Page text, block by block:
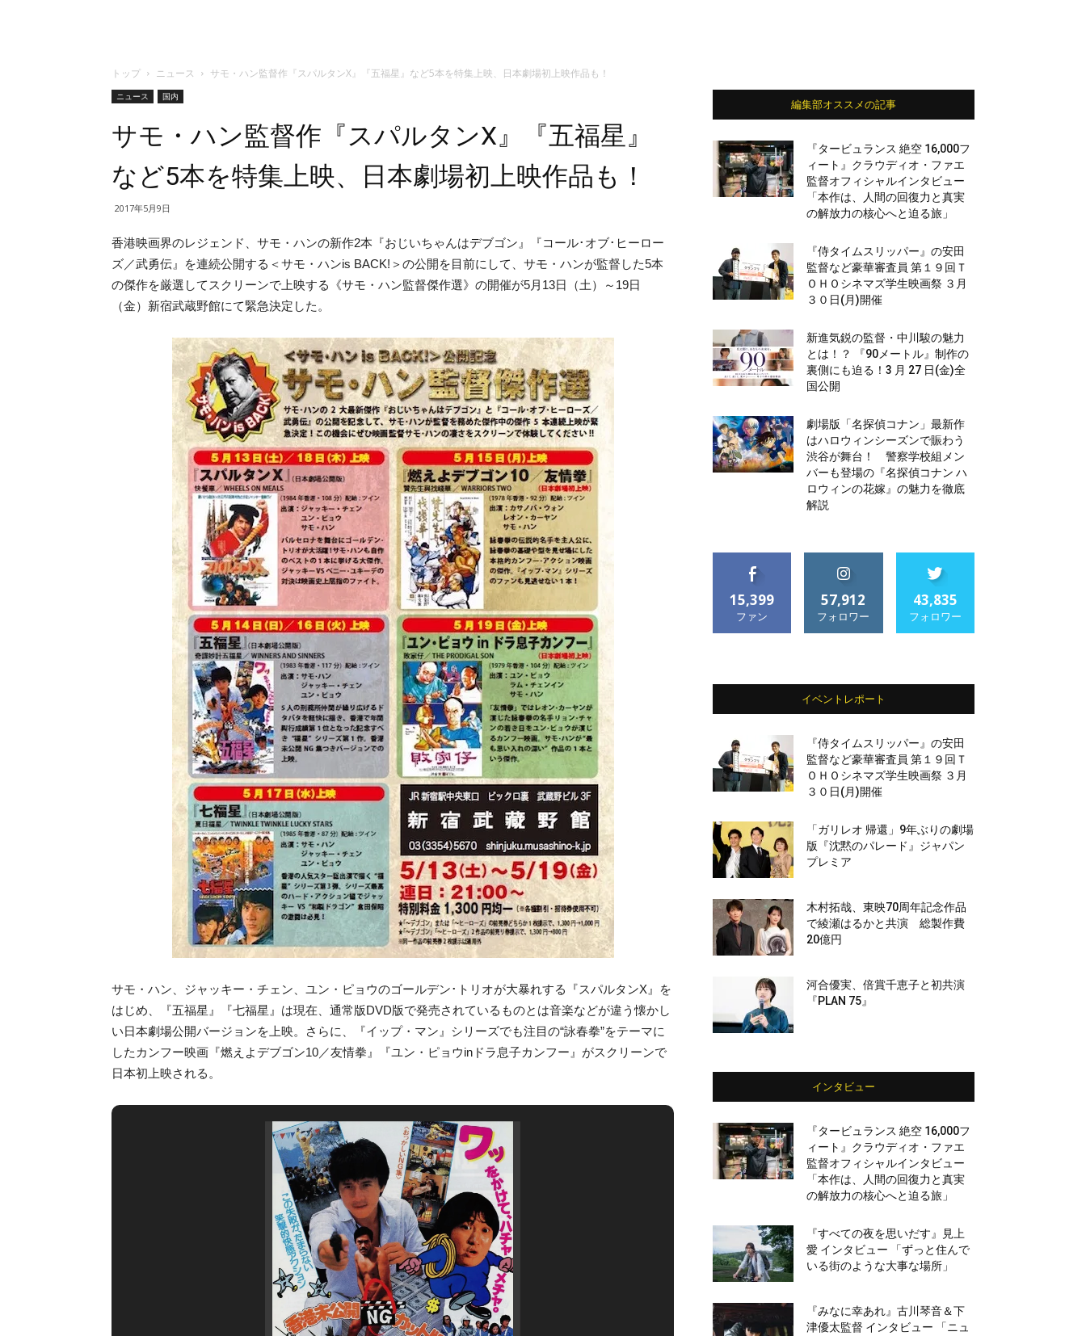
トップ ニュース サモ・ハン監督作『スパルタンX』『五福星』など5本を特集上映、日本劇場初上映作品も！
ニュース 国内
サモ・ハン監督作『スパルタンX』『五福星』
など5本を特集上映、日本劇場初上映作品も！
2017年5月9日
香港映画界のレジェンド、サモ・ハンの新作2本『おじいちゃんはデブゴン』『コール･オブ･ヒーロー
ズ／武勇伝』を連続公開する＜サモ・ハンis BACK!＞の公開を目前にして、サモ・ハンが監督した5本
の傑作を厳選してスクリーンで上映する《サモ・ハン監督傑作選》の開催が5月13日（土）～19日
（金）新宿武蔵野館にて緊急決定した。
サモ・ハン、ジャッキー・チェン、ユン・ピョウのゴールデン･トリオが大暴れする『スパルタンX』を
はじめ、『五福星』『七福星』は現在、通常版DVD版で発売されているものとは音楽などが違う懐かし
い日本劇場公開バージョンを上映。さらに、『イップ・マン』シリーズでも注目の“詠春拳”をテーマに
したカンフー映画『燃えよデブゴン10／友情拳』『ユン・ピョウinドラ息子カンフー』がスクリーンで
日本初上映される。
編集部オススメの記事
『タービュランス 絶空 16,000フ
ィート』クラウディオ・ファエ
監督オフィシャルインタビュー
「本作は、人間の回復力と真実
の解放力の核心へと迫る旅」
『侍タイムスリッパー』の安田
監督など豪華審査員 第１９回Ｔ
ＯＨＯシネマズ学生映画祭 ３月
３０日(月)開催
新進気鋭の監督・中川駿の魅力
とは！？ 『90メートル』制作の
裏側にも迫る！3 月 27 日(金)全
国公開
劇場版「名探偵コナン」最新作
はハロウィンシーズンで賑わう
渋谷が舞台！ 警察学校組メン
バーも登場の『名探偵コナン ハ
ロウィンの花嫁』の魅力を徹底
解説
15,399
ファン
57,912
フォロワー
43,835
フォロワー
イベントレポート
『侍タイムスリッパー』の安田
監督など豪華審査員 第１９回Ｔ
ＯＨＯシネマズ学生映画祭 ３月
３０日(月)開催
「ガリレオ 帰還」9年ぶりの劇場
版『沈黙のパレード』ジャパン
プレミア
木村拓哉、東映70周年記念作品
で綾瀬はるかと共演 総製作費
20億円
河合優実、倍賞千恵子と初共演
『PLAN 75』
インタビュー
『タービュランス 絶空 16,000フ
ィート』クラウディオ・ファエ
監督オフィシャルインタビュー
「本作は、人間の回復力と真実
の解放力の核心へと迫る旅」
『すべての夜を思いだす』見上
愛 インタビュー 「ずっと住んで
いる街のような大事な場所」
『みなに幸あれ』古川琴音＆下
津優太監督 インタビュー 「ニュ